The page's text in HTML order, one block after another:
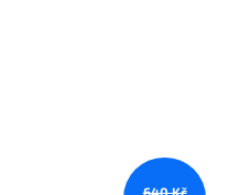
640 Kč